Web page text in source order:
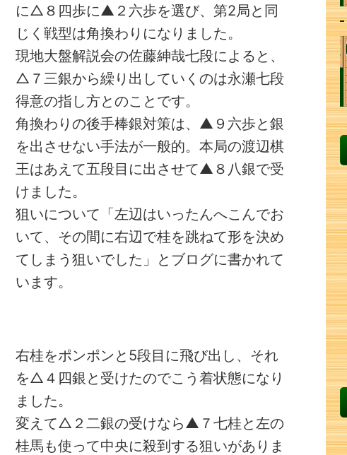
に△８四歩に▲２六歩を選び、第2局と同
じく戦型は角換わりになりました。
現地大盤解説会の佐藤紳哉七段によると、
△７三銀から繰り出していくのは永瀬七段
得意の指し方とのことです。
角換わりの後手棒銀対策は、▲９六歩と銀
を出させない手法が一般的。本局の渡辺棋
王はあえて五段目に出させて▲８八銀で受
けました。
狙いについて「左辺はいったんへこんでお
いて、その間に右辺で桂を跳ねて形を決め
てしまう狙いでした」とブログに書かれて
います。
右桂をポンポンと5段目に飛び出し、それ
を△４四銀と受けたのでこう着状態になり
ました。
変えて△２二銀の受けなら▲７七桂と左の
桂馬も使って中央に殺到する狙いがありま